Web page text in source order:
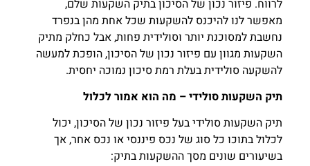
לרווח. פיזור נכון של הסיכון בתיק השקעות שלם,
מאפשר לנו להיכנס להשקעות שכל אחת מהן בנפרד
נחשבת למסוכנת יותר וסולידית פחות, אבל כחלק מתיק
השקעות מגוון עם פיזור נכון של הסיכון, הופכת למעשה
להשקעה סולידית בעלת רמת סיכון נמוכה יחסית.
תיק השקעות סולידי – מה הוא אמור לכלול
תיק השקעות סולידי בעל פיזור נכון של הסיכון, יכול
לכלול בתוכו כל סוג של נכס פיננסי או נכס אחר, אך
בשיעורים שונים מסך ההשקעות בתיק: